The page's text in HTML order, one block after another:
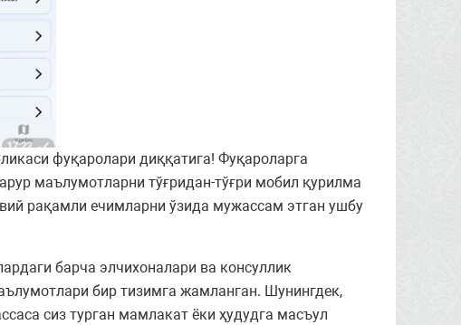
фуқаролари диққатига! Фуқароларга
маълумотларни тўғридан-тўғри мобил қурилма
рақамли ечимларни ўзида мужассам этган ушбу
барча элчихоналари ва консуллик
бир тизимга жамланган. Шунингдек,
сиз турган мамлакат ёки ҳудудга масъул